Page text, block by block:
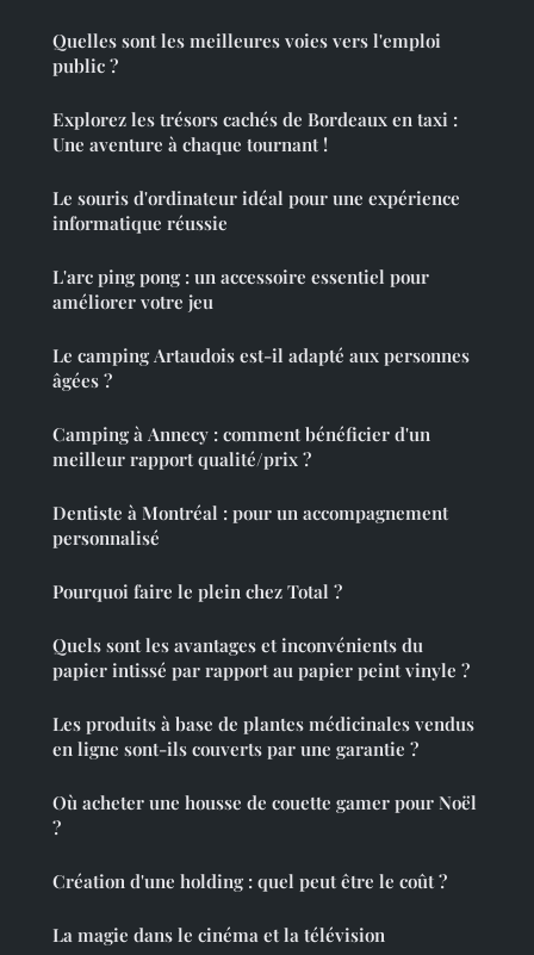
Quelles sont les meilleures voies vers l'emploi
public ?
Explorez les trésors cachés de Bordeaux en taxi :
Une aventure à chaque tournant !
Le souris d'ordinateur idéal pour une expérience
informatique réussie
L'arc ping pong : un accessoire essentiel pour
améliorer votre jeu
Le camping Artaudois est-il adapté aux personnes
âgées ?
Camping à Annecy : comment bénéficier d'un
meilleur rapport qualité/prix ?
Dentiste à Montréal : pour un accompagnement
personnalisé
Pourquoi faire le plein chez Total ?
Quels sont les avantages et inconvénients du
papier intissé par rapport au papier peint vinyle ?
Les produits à base de plantes médicinales vendus
en ligne sont-ils couverts par une garantie ?
Où acheter une housse de couette gamer pour Noël
?
Création d'une holding : quel peut être le coût ?
La magie dans le cinéma et la télévision